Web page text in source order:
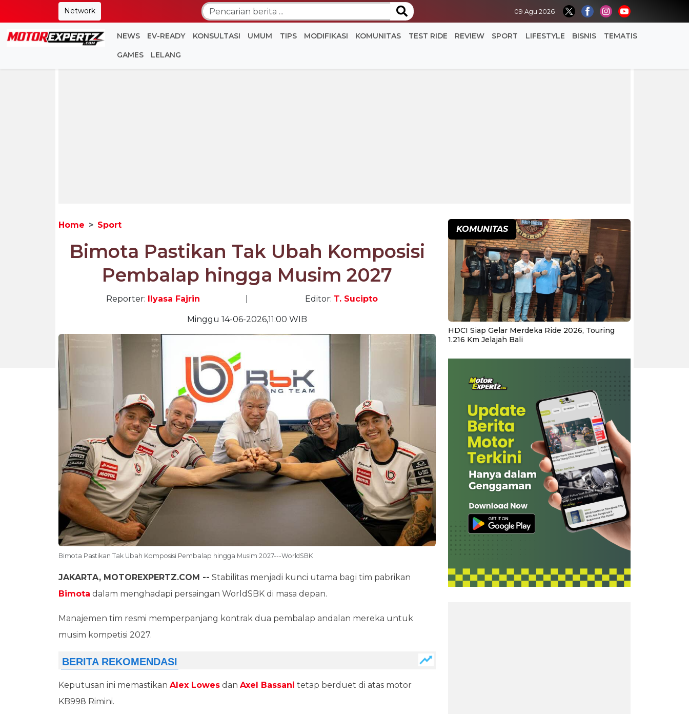
Network 09 Agu 2026
NEWS EV-READY KONSULTASI UMUM TIPS MODIFIKASI KOMUNITAS TEST RIDE REVIEW SPORT LIFESTYLE BISNIS TEMATIS
GAMES LELANG
Home Sport
Bimota Pastikan Tak Ubah Komposisi
Pembalap hingga Musim 2027
Reporter: Ilyasa Fajrin Editor: T. Sucipto
Minggu 14-06-2026,11:00 WIB
Bimota Pastikan Tak Ubah Komposisi Pembalap hingga Musim 2027---WorldSBK
JAKARTA, MOTOREXPERTZ.COM -- Stabilitas menjadi kunci utama bagi tim pabrikan
Bimota dalam menghadapi persaingan WorldSBK di masa depan.
Manajemen tim resmi memperpanjang kontrak dua pembalap andalan mereka untuk
musim kompetisi 2027.
Keputusan ini memastikan Alex Lowes dan Axel Bassani tetap berduet di atas motor
KB998 Rimini.
KOMUNITAS
HDCI Siap Gelar Merdeka Ride 2026, Touring
1.216 Km Jelajah Bali